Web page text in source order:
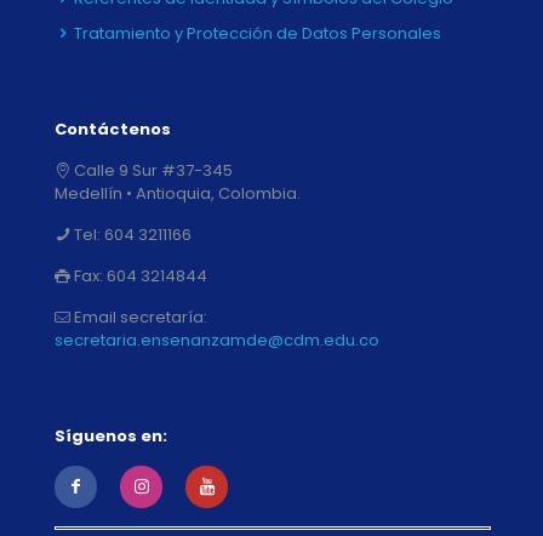
Tratamiento y Protección de Datos Personales
Contáctenos
Calle 9 Sur #37-345
Medellín • Antioquia, Colombia.
Tel: 604 3211166
Fax: 604 3214844
Email secretaría:
secretaria.ensenanzamde@cdm.edu.co
Síguenos en: